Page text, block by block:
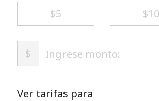
⁦$5⁩
⁦$10⁩
$
Ver tarifas para